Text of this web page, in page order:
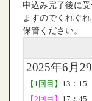
申込み完了後に
ますのでくれぐ
保管ください。
2025年6月
【1回目】 13：
【2回目】 17：